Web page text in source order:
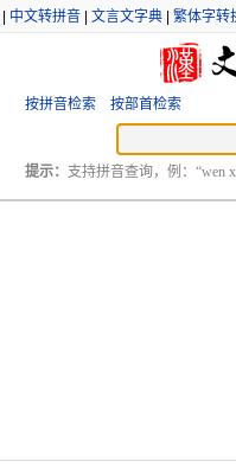
中文转拼音 文言文字典 繁体字转
按拼音检索 按部首检索
提示： 支持拼音查询，例：“wen